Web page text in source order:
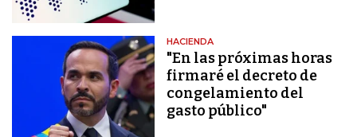
HACIENDA
"En las próximas horas
firmaré el decreto de
congelamiento del
gasto público"